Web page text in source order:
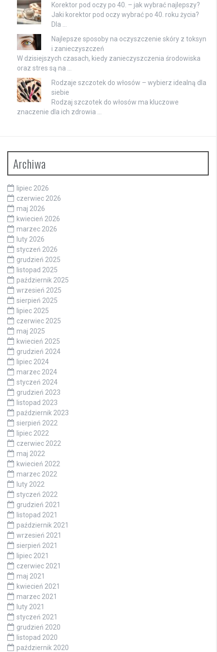
Korektor pod oczy po 40. – jak wybrać najlepszy?
Jaki korektor pod oczy wybrać po 40. roku życia?
Dla …
Najlepsze sposoby na oczyszczenie skóry z toksyn
i zanieczyszczeń
W dzisiejszych czasach, kiedy zanieczyszczenia środowiska
oraz stres są na …
Rodzaje szczotek do włosów – wybierz idealną dla
siebie
Rodzaj szczotek do włosów ma kluczowe
znaczenie dla ich zdrowia …
Archiwa
lipiec 2026
czerwiec 2026
maj 2026
kwiecień 2026
marzec 2026
luty 2026
styczeń 2026
grudzień 2025
listopad 2025
październik 2025
wrzesień 2025
sierpień 2025
lipiec 2025
czerwiec 2025
maj 2025
kwiecień 2025
grudzień 2024
lipiec 2024
marzec 2024
styczeń 2024
grudzień 2023
listopad 2023
październik 2023
sierpień 2022
lipiec 2022
czerwiec 2022
maj 2022
kwiecień 2022
marzec 2022
luty 2022
styczeń 2022
grudzień 2021
listopad 2021
październik 2021
wrzesień 2021
sierpień 2021
lipiec 2021
czerwiec 2021
maj 2021
kwiecień 2021
marzec 2021
luty 2021
styczeń 2021
grudzień 2020
listopad 2020
październik 2020